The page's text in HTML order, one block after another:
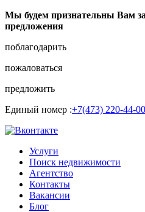
Мы будем признательны Вам
предложения
поблагодарить
пожаловаться
предложить
Единый номер :+7(473) 220-44-00
Услуги
Поиск недвижимости
Агентство
Контакты
Вакансии
Блог